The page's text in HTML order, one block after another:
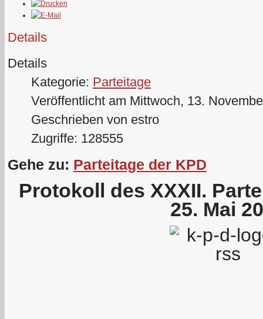
Details
Details
Kategorie: Parteitage
Veröffentlicht am Mittwoch, 13.
Geschrieben von estro
Zugriffe: 128555
Gehe zu: Parteitage der KPD
Protokoll des XXXII.
25. Mai